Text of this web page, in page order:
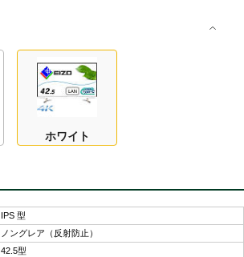
ホワイト
IPS 型
ノングレア（反射防止）
42.5型